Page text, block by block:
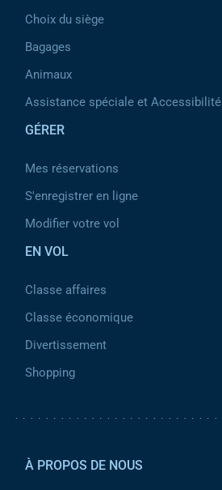
Choix du siège
Bagages
Animaux
Assistance spéciale et Accessibilité
GÉRER
Mes réservations
S'enregistrer en ligne
Modifier votre vol
EN VOL
Classe affaires
Classe économique
Divertissement
Shopping
À PROPOS DE NOUS